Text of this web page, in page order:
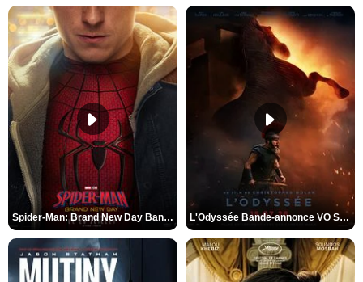
Spider-Man: Brand New Day Bande-annonce VO STFR L'Odyssée Bande-annonce VO STFR